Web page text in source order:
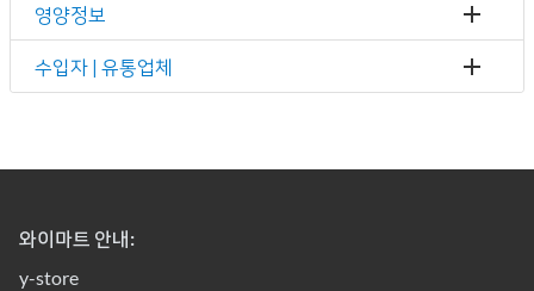
영양정보
수입자 | 유통업체
와이마트 안내:
y-store